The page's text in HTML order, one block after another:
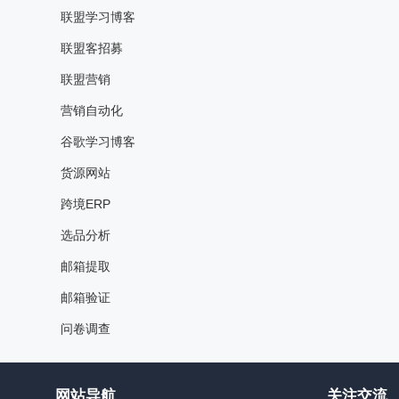
联盟学习博客
联盟客招募
联盟营销
营销自动化
谷歌学习博客
货源网站
跨境ERP
选品分析
邮箱提取
邮箱验证
问卷调查
网站导航 关注交流